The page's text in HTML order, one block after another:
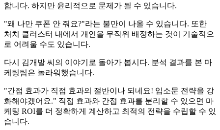
합니다. 하지만 윤리적으로 문제가 될 수 있습니다.
"왜 나만 쿠폰 안 줘요?"라는 불만이 나올 수 있습니다. 또한
처치 클러스터 내에서 개인을 무작위 배정하는 것이 기술적으
로 어려울 수도 있습니다.
다시 김개발 씨의 이야기로 돌아가 봅시다. 분석 결과를 본 마
케팅팀은 놀라워했습니다.
"간접 효과가 직접 효과의 절반이나 되네요! 입소문 전략을 강
화해야겠어요." 직접 효과와 간접 효과를 분리할 수 있으면 마
케팅 ROI를 더 정확하게 계산하고 최적의 전략을 수립할 수 있
습니다.